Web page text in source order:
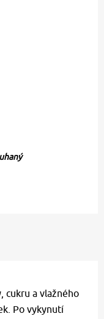
cukru a vlažného
Po vykynutí